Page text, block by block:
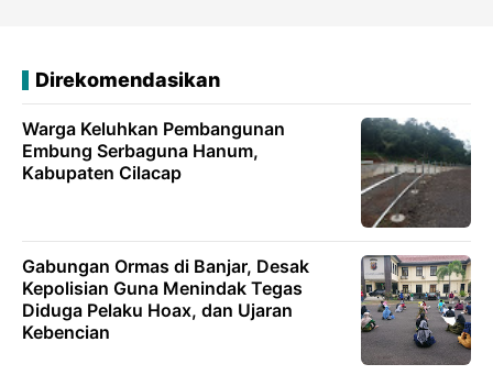
Direkomendasikan
Warga Keluhkan Pembangunan
Embung Serbaguna Hanum,
Kabupaten Cilacap
Gabungan Ormas di Banjar, Desak
Kepolisian Guna Menindak Tegas
Diduga Pelaku Hoax, dan Ujaran
Kebencian